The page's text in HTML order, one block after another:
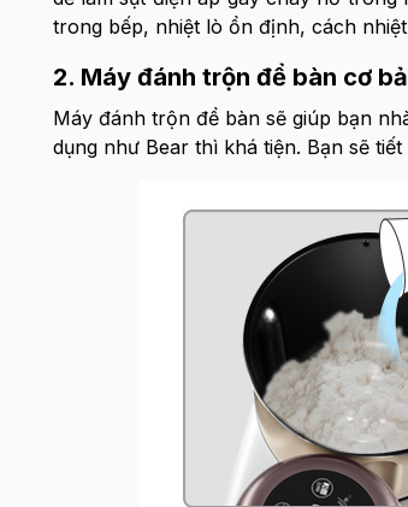
trong bếp, nhiệt lò ổn định, cách
2. Máy đánh trộn để bàn cơ
Máy đánh trộn để bàn sẽ giúp bạn
dụng như Bear thì khá tiện. Bạn sẽ